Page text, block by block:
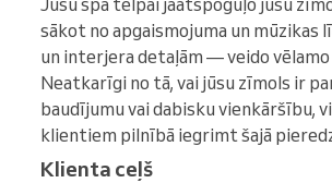
sākot no apgaismojuma un mūzikas
un interjera detaļām — veido
Neatkarīgi no tā, vai jūsu zīmols ir
baudījumu vai dabisku vienkāršību,
klientiem pilnībā iegrimt šajā
Klienta ceļš